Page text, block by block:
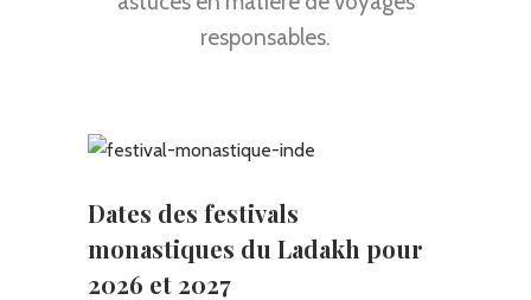
responsables.
Dates des festivals
monastiques du Ladakh pour
2026 et 2027